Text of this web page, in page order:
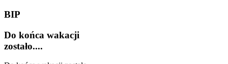
BIP
Do końca wakacji
zostało....